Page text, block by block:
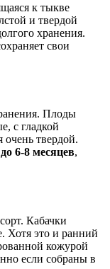
к тыкве
и твердой
хранения.
свои
Плоды
с гладкой
очень твердой.
до 6-8 месяцев,
Кабачки
Хотя это и ранний
кожурой
если собраны в